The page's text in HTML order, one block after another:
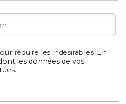
réduire les indésirables. En
les données de vos
.